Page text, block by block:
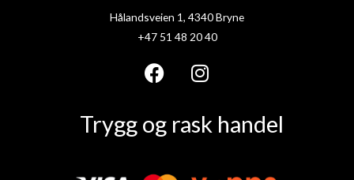
Hålandsveien 1, 4340 Bryne
+47 51 48 20 40
F
c
b
I
s
Trygg og rask handel